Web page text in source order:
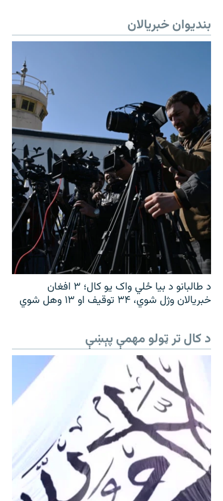
بندیوان خبریالان
د طالبانو د بیا ځلي واک یو کال؛ ۳ افغان
خبریالان وژل شوي، ۳۴ توقیف او ۱۳ وهل شوي
د کال تر ټولو مهمې پېښې